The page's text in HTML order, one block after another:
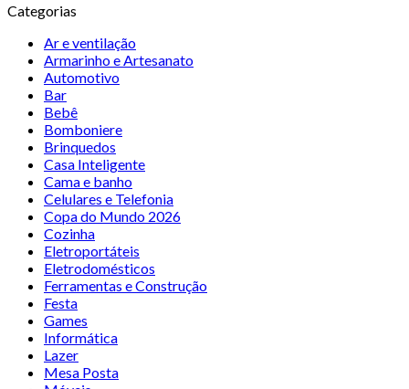
Categorias
Ar e ventilação
Armarinho e Artesanato
Automotivo
Bar
Bebê
Bomboniere
Brinquedos
Casa Inteligente
Cama e banho
Celulares e Telefonia
Copa do Mundo 2026
Cozinha
Eletroportáteis
Eletrodomésticos
Ferramentas e Construção
Festa
Games
Informática
Lazer
Mesa Posta